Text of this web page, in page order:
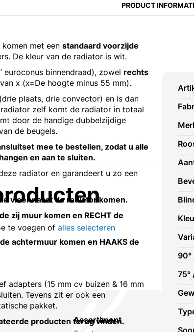
PRODUCT
90°
75°
met een standaard voorzijde
De kleur van de radiator is wit.
euroconus binnendraad), zowel rechts
x (x=De hoogte minus 55 mm).
plaats, drie convector) en is dan
zelf komt de radiator in totaal
door de handige dubbelzijdige
de beugels.
mee te bestellen, zodat u alle
en aan te sluiten.
radiator en garandeert u zo een
vloer naast de radiator komen.
zij muur komen en RECHT de
achtermuur komen en HAAKS de
adapters (15 mm cv buizen & 16 mm
Tevens zit er ook een
pakket.
producten terug vinden.
te voegen of alles selecteren
Assortiment